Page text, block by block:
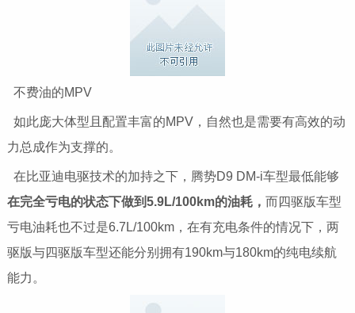
不费油的MPV
如此庞大体型且配置丰富的MPV，自然也是需要有高效的动
力总成作为支撑的。
在比亚迪电驱技术的加持之下，腾势D9 DM-i车型最低能够
在完全亏电的状态下做到5.9L/100km的油耗， 而四驱版车型
亏电油耗也不过是6.7L/100km，在有充电条件的情况下，两
驱版与四驱版车型还能分别拥有190km与180km的纯电续航
能力。